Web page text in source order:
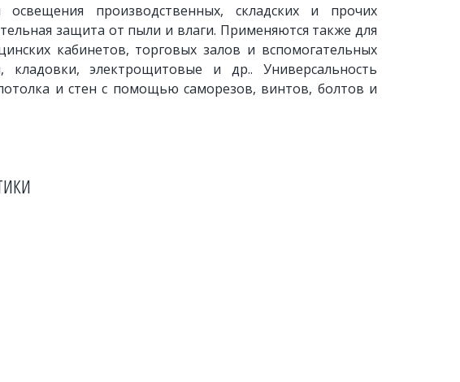
освещения производственных, складских и прочих
защита от пыли и влаги. Применяются также для
кабинетов, торговых залов и вспомогательных
электрощитовые и др.. Универсальность
и стен с помощью саморезов, винтов, болтов и